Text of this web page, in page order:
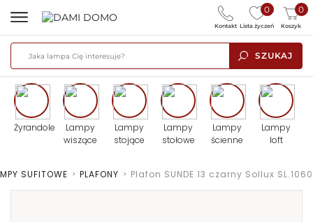
SZUKAJ
0
Lista życzeń
0
Koszyk
Kontakt
Żyrandole
Lampy
wiszące
Lampy
stojące
Lampy
stołowe
Lampy
ścienne
Lampy
loft
SUFITOWE > PLAFONY > Plafon SUNDE 13 czarny Sollux SL.1060